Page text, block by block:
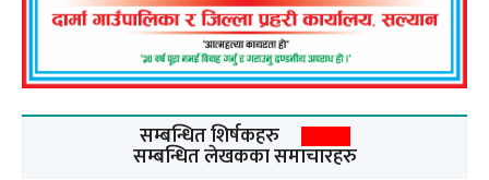
सम्बन्धित शिर्षकहरु
सम्बन्धित लेखकका समाचारहरु